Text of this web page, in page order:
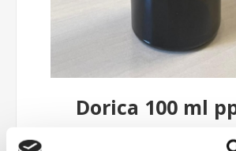
Dorica 100 ml